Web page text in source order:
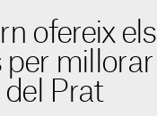
ofereix els
per
Prat